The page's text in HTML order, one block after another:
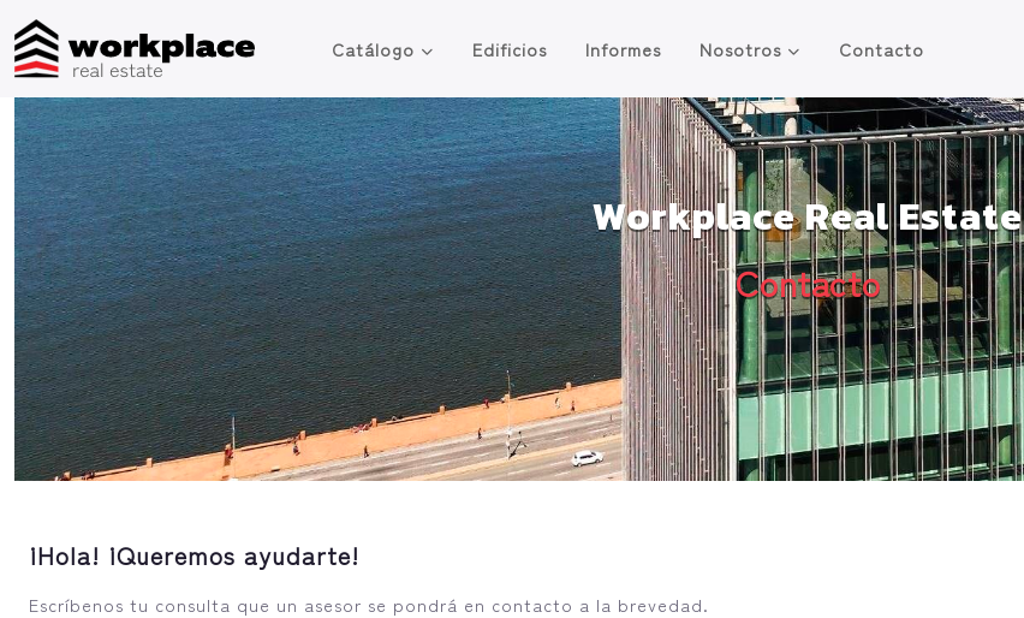
Catálogo Edificios Informes Nosotros Contacto
Workplace Real Estate
Contacto
¡Hola! ¡Queremos ayudarte!
Escríbenos tu consulta que un asesor se pondrá en contacto a la brevedad.